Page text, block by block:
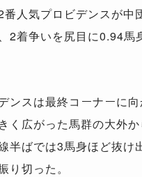
人気プロビデンスが中
2着争いを尻目に0.94馬
ンスは最終コーナーに向
く広がった馬群の大外
半ばでは3馬身ほど抜け
り切った。